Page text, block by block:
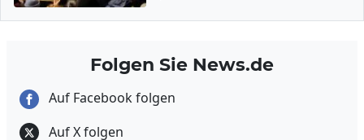
Folgen Sie News.de
Auf Facebook folgen
Auf X folgen